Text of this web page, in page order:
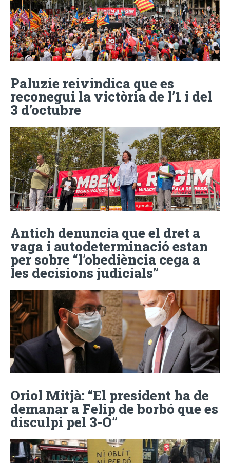
Paluzie reivindica que es
reconegui la victòria de l’1 i del
3 d’octubre
Antich denuncia que el dret a
vaga i autodeterminació estan
per sobre “l’obediència cega a
les decisions judicials”
Oriol Mitjà: “El president ha de
demanar a Felip de borbó que es
disculpi pel 3-O”